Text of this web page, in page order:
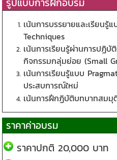
เน้นการบรรยายและเรียน
Techniques
เน้นการเรียนรู้ผ่านการปฏิ
กิจกรรมกลุ่มย่อย (Small
เน้นการเรียนรู้แบบ
ประสบการณ์ใหม่
เน้นการฝึกฏิบัติบทบาทสมมุ
ราคาค่าอบรม
ราคาปกติ 20,000 บาท